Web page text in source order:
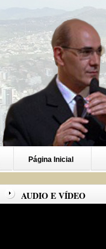
Página Inicial
AUDIO E VÍDEO